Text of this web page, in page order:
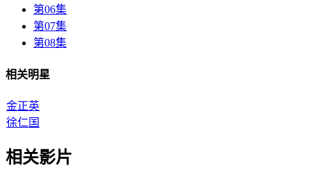
第06集
第07集
第08集
相关明星
金正英
徐仁国
相关影片